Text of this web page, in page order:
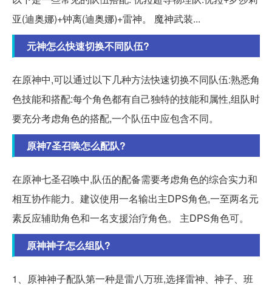
亚(迪奥娜)+钟离(迪奥娜)+雷神。 魔神武装...
元神怎么快速切换不同队伍?
在原神中,可以通过以下几种方法快速切换不同队伍:熟悉角
色技能和搭配:每个角色都有自己独特的技能和属性,组队时
要充分考虑角色的搭配,一个队伍中应包含不同。
原神7圣召唤怎么配队?
在原神七圣召唤中,队伍的配备需要考虑角色的综合实力和
相互协作能力。建议使用一名输出主DPS角色,一至两名元
素反应辅助角色和一名支援治疗角色。 主DPS角色可。
原神神子怎么组队?
1、原神神子配队第一种是雷八万班,选择雷神、神子、班